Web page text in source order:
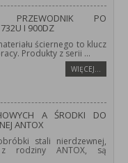
PRZEWODNIK PO
I 900DZ
ściernego to klucz
Produkty z serii ...
WIĘCEJ…
A ŚRODKI DO
ANTOX
stali nierdzewnej,
rodziny ANTOX, są